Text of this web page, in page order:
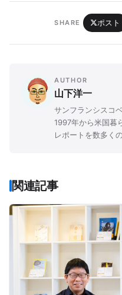
SHARE ポスト
AUTHOR
山下洋一
サンフランシスコ
1997年から米国暮
レポートを数多く
関連記事